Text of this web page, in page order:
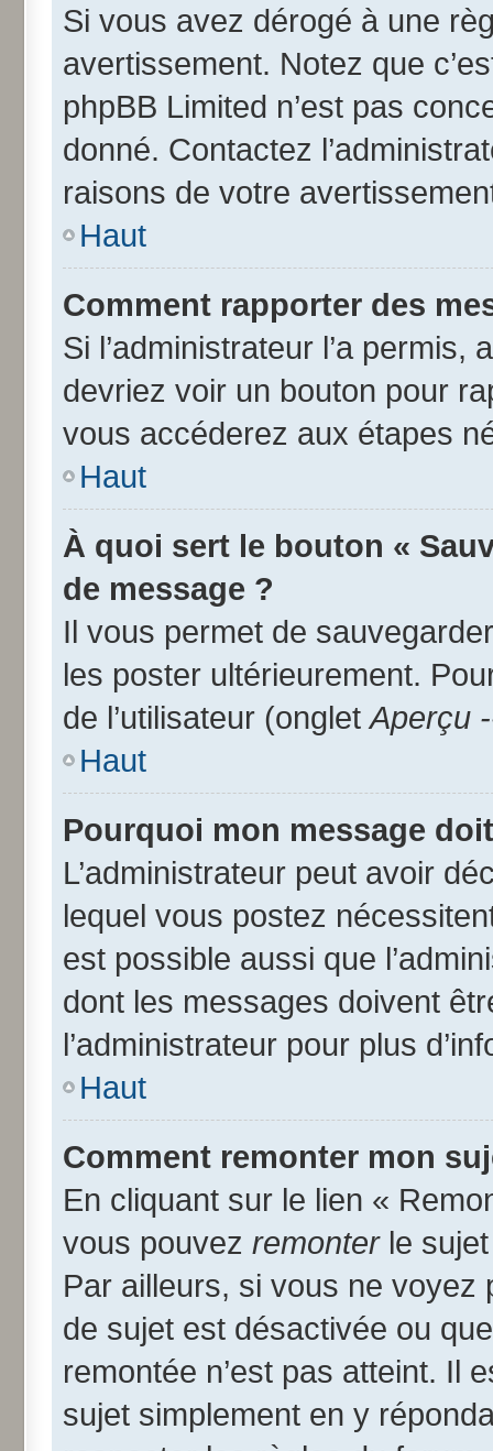
Si vous avez dérogé à une
avertissement. Notez que
phpBB Limited n’est pas
donné. Contactez
raisons de votre
Haut
Comment rapporter des
Si l’administrateur l’a
devriez voir un bouton pour
vous accéderez aux étapes
Haut
À quoi sert le bouton «
de message ?
Il vous permet de
les poster ultérieurement.
de l’utilisateur (onglet Aperçu
Haut
Pourquoi mon message
L’administrateur peut avoir
lequel vous postez
est possible aussi que
dont les messages doivent
l’administrateur pour plus
Haut
Comment remonter mon
En cliquant sur le lien «
vous pouvez remonterle sujet
Par ailleurs, si vous ne voyez
de sujet est désactivée ou
remontée n’est pas atteint. Il
sujet simplement en y